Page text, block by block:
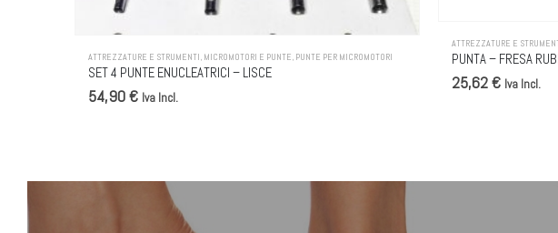
ATTREZZATURE E STRUMENTI, MICROMOTORI E PUNTE, PUNTE PER MICROMOTORI
SET 4 PUNTE ENUCLEATRICI – LISCE
54,90 € Iva Incl.
ATTREZZATURE E
PUNTA – FRESA
25,62 € Iva Incl.